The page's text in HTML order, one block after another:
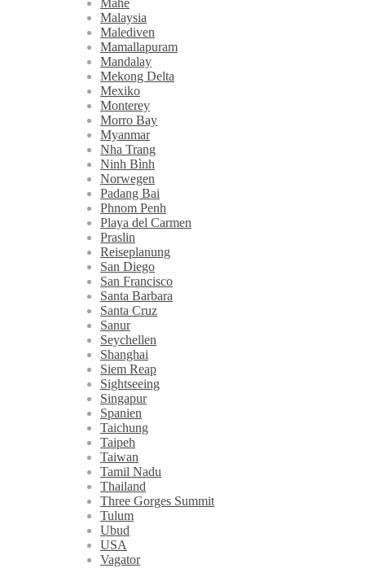
Mahé
Malaysia
Malediven
Mamallapuram
Mandalay
Mekong Delta
Mexiko
Monterey
Morro Bay
Myanmar
Nha Trang
Ninh Bình
Norwegen
Padang Bai
Phnom Penh
Playa del Carmen
Praslin
Reiseplanung
San Diego
San Francisco
Santa Barbara
Santa Cruz
Sanur
Seychellen
Shanghai
Siem Reap
Sightseeing
Singapur
Spanien
Taichung
Taipeh
Taiwan
Tamil Nadu
Thailand
Three Gorges Summit
Tulum
Ubud
USA
Vagator